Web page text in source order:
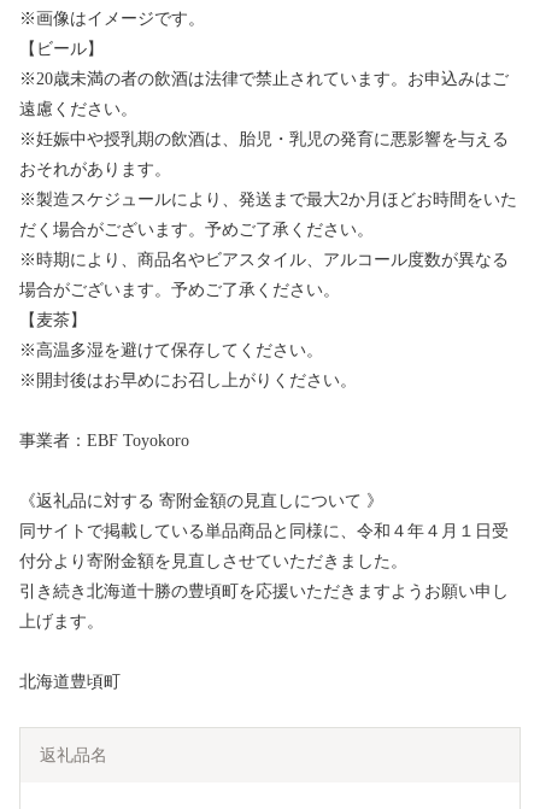
※画像はイメージです。
【ビール】
※20歳未満の者の飲酒は法律で禁止されています。お申込みはご
遠慮ください。
※妊娠中や授乳期の飲酒は、胎児・乳児の発育に悪影響を与える
おそれがあります。
※製造スケジュールにより、発送まで最大2か月ほどお時間をいた
だく場合がございます。予めご了承ください。
※時期により、商品名やビアスタイル、アルコール度数が異なる
場合がございます。予めご了承ください。
【麦茶】
※高温多湿を避けて保存してください。
※開封後はお早めにお召し上がりください。
事業者：EBF Toyokoro
《返礼品に対する 寄附金額の見直しについて 》
同サイトで掲載している単品商品と同様に、令和４年４月１日受
付分より寄附金額を見直しさせていただきました。
引き続き北海道十勝の豊頃町を応援いただきますようお願い申し
上げます。
北海道豊頃町
返礼品名